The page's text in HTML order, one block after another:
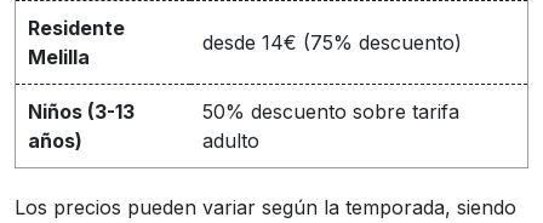
Residente
Melilla
desde 14€ (75% descuento)
Niños (3-13
años)
50% descuento sobre tarifa
adulto
Los precios pueden variar según la temporada, siendo